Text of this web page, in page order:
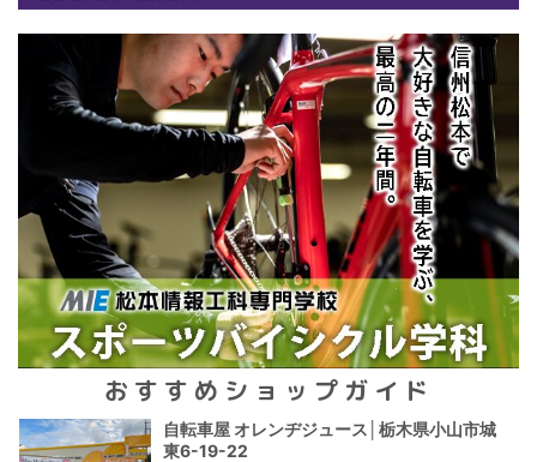
おすすめショップガイド
自転車屋 オレンヂジュース│栃木県小山市城
東6-19-22